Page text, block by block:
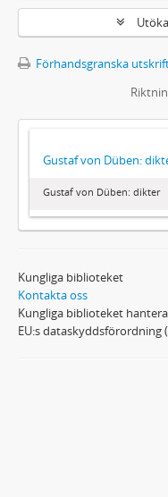
Förhandsgranska
Gustaf von Düben:
Gustaf von Düben: dikter
Kungliga biblioteket
Kontakta oss
Kungliga biblioteket
EU:s dataskyddsförordning